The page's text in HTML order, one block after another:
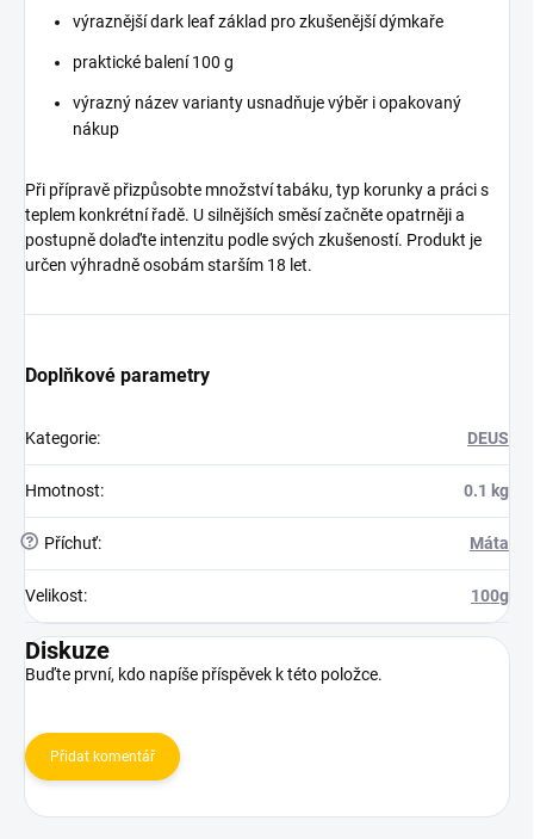
výraznější dark leaf základ pro zkušenější dýmkaře
praktické balení 100 g
výrazný název varianty usnadňuje výběr i opakovaný
nákup
Při přípravě přizpůsobte množství tabáku, typ korunky a práci s
teplem konkrétní řadě. U silnějších směsí začněte opatrněji a
postupně dolaďte intenzitu podle svých zkušeností. Produkt je
určen výhradně osobám starším 18 let.
Doplňkové parametry
Kategorie: DEUS
Hmotnost: 0.1 kg
? Příchuť: Máta
Velikost: 100g
Diskuze
Buďte první, kdo napíše příspěvek k této položce.
Přidat komentář